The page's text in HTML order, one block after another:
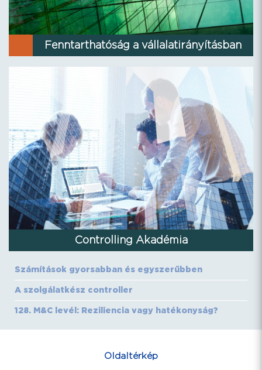
Fenntarthatóság a vállalatirányításban
Controlling Akadémia
Számítások gyorsabban és egyszerűbben
A szolgálatkész controller
128. M&C levél: Reziliencia vagy hatékonyság?
Oldaltérkép